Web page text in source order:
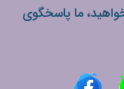
ما پاسخگوی